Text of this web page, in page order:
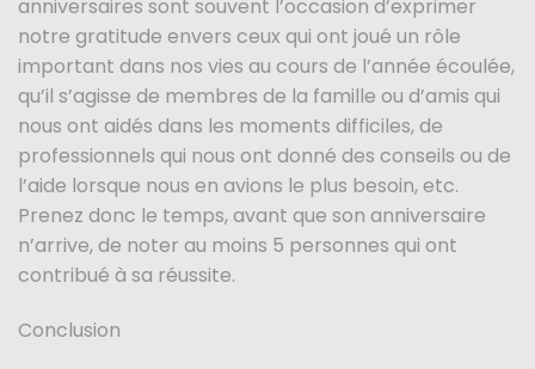
anniversaires sont souvent l’occasion d’exprimer
notre gratitude envers ceux qui ont joué un rôle
important dans nos vies au cours de l’année écoulée,
qu’il s’agisse de membres de la famille ou d’amis qui
nous ont aidés dans les moments difficiles, de
professionnels qui nous ont donné des conseils ou de
l’aide lorsque nous en avions le plus besoin, etc.
Prenez donc le temps, avant que son anniversaire
n’arrive, de noter au moins 5 personnes qui ont
contribué à sa réussite.
Conclusion